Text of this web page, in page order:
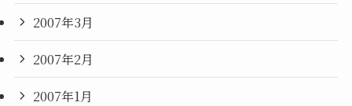
2007年3月
2007年2月
2007年1月